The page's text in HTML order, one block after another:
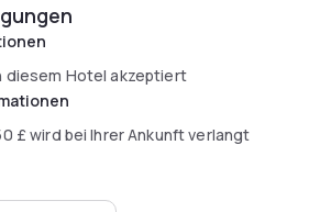
diesem Hotel akzeptiert
£wird bei Ihrer Ankunft verlangt